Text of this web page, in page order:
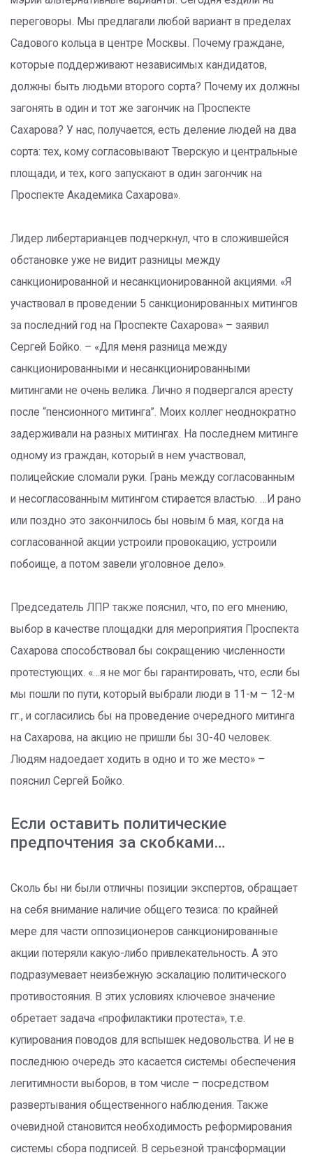
переговоры. Мы предлагали любой вариант в пределах
Садового кольца в центре Москвы. Почему граждане,
которые поддерживают независимых кандидатов,
должны быть людьми второго сорта? Почему их должны
загонять в один и тот же загончик на Проспекте
Сахарова? У нас, получается, есть деление людей на два
сорта: тех, кому согласовывают Тверскую и центральные
площади, и тех, кого запускают в один загончик на
Проспекте Академика Сахарова».
Лидер либертарианцев подчеркнул, что в сложившейся
обстановке уже не видит разницы между
санкционированной и несанкционированной акциями. «Я
участвовал в проведении 5 санкционированных митингов
за последний год на Проспекте Сахарова» – заявил
Сергей Бойко. – «Для меня разница между
санкционированными и несанкционированными
митингами не очень велика. Лично я подвергался аресту
после “пенсионного митинга”. Моих коллег неоднократно
задерживали на разных митингах. На последнем митинге
одному из граждан, который в нем участвовал,
полицейские сломали руки. Грань между согласованным
и несогласованным митингом стирается властью. …И рано
или поздно это закончилось бы новым 6 мая, когда на
согласованной акции устроили провокацию, устроили
побоище, а потом завели уголовное дело».
Председатель ЛПР также пояснил, что, по его мнению,
выбор в качестве площадки для мероприятия Проспекта
Сахарова способствовал бы сокращению численности
протестующих. «…я не мог бы гарантировать, что, если бы
мы пошли по пути, который выбрали люди в 11-м – 12-м
гг., и согласились бы на проведение очередного митинга
на Сахарова, на акцию не пришли бы 30-40 человек.
Людям надоедает ходить в одно и то же место» –
пояснил Сергей Бойко.
Если оставить политические
предпочтения за скобками…
Сколь бы ни были отличны позиции экспертов, обращает
на себя внимание наличие общего тезиса: по крайней
мере для части оппозиционеров санкционированные
акции потеряли какую-либо привлекательность. А это
подразумевает неизбежную эскалацию политического
противостояния. В этих условиях ключевое значение
обретает задача «профилактики протеста», т.е.
купирования поводов для вспышек недовольства. И не в
последнюю очередь это касается системы обеспечения
легитимности выборов, в том числе – посредством
развертывания общественного наблюдения. Также
очевидной становится необходимость реформирования
системы сбора подписей. В серьезной трансформации